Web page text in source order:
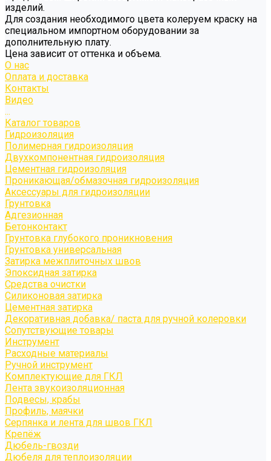
изделий.
Для создания необходимого цвета колеруем краску на
специальном импортном оборудовании за
дополнительную плату.
Цена зависит от оттенка и объема.
О нас
Оплата и доставка
Контакты
Видео
...
Каталог товаров
Гидроизоляция
Полимерная гидроизоляция
Двухкомпонентная гидроизоляция
Цементная гидроизоляция
Проникающая/обмазочная гидроизоляция
Аксессуары для гидроизоляции
Грунтовка
Адгезионная
Бетонконтакт
Грунтовка глубокого проникновения
Грунтовка универсальная
Затирка межплиточных швов
Эпоксидная затирка
Средства очистки
Силиконовая затирка
Цементная затирка
Декоративная добавка/ паста для ручной колеровки
Сопутствующие товары
Инструмент
Расходные материалы
Ручной инструмент
Комплектующие для ГКЛ
Лента звукоизоляционная
Подвесы, крабы
Профиль, маячки
Серпянка и лента для швов ГКЛ
Крепёж
Дюбель-гвозди
Дюбеля для теплоизоляции